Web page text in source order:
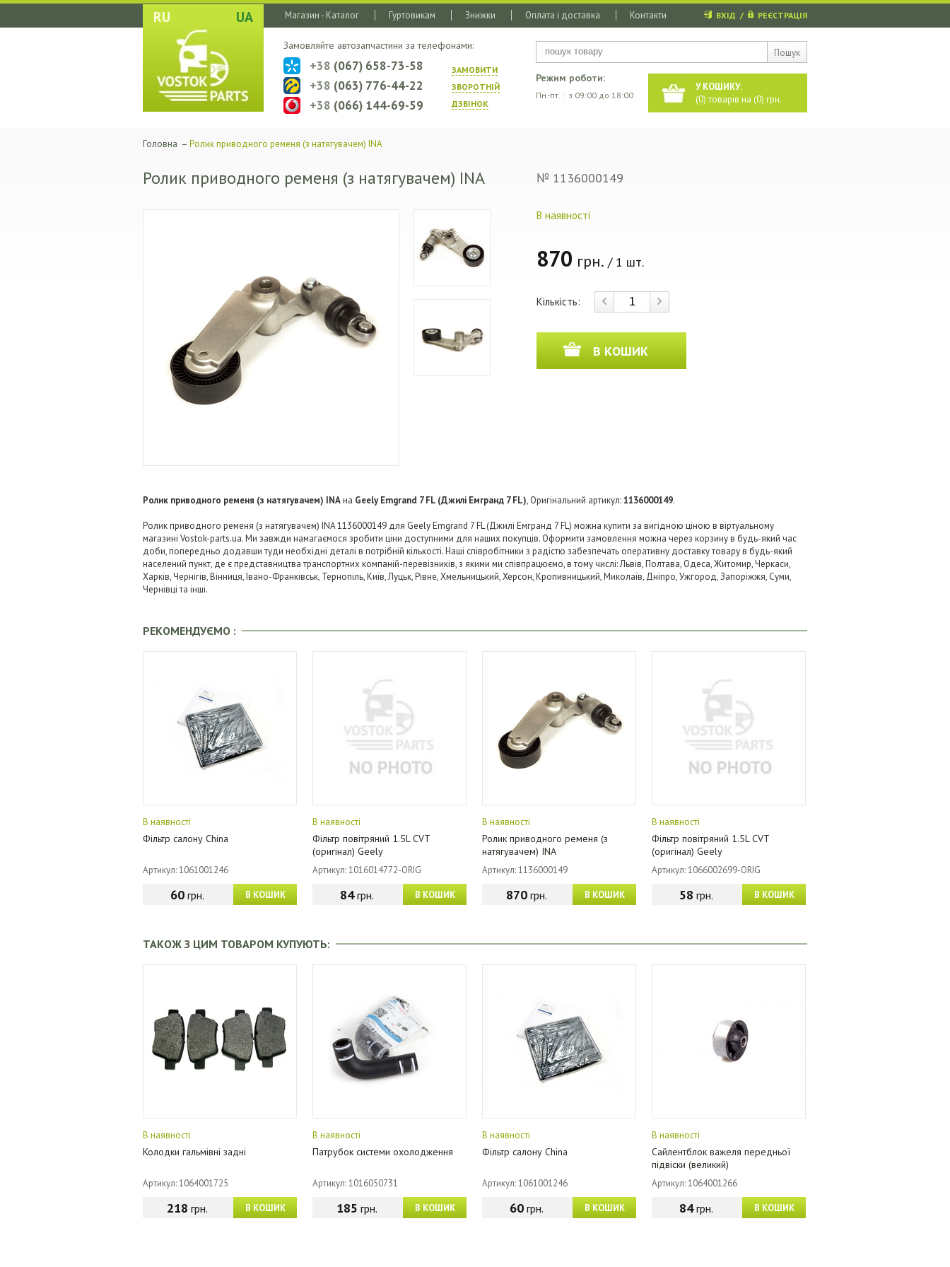
RU UA
Пошук
Магазин - Каталог Гуртовикам Знижки Оплата і доставка Контакти ВХІД / РЕЄСТРАЦІЯ
У КОШИКУ:
(0) товарів на (0) грн.
Режим роботи:
Пн.-пт. : з 09:00 до 18:00
Замовляйте автозапчастини за телефонами:
ЗАМОВИТИ
ЗВОРОТНIЙ
ДЗВIНОК
+38 (067) 658-73-58
+38 (063) 776-44-22
+38 (066) 144-69-59
Головна – Ролик приводного ременя (з натягувачем) INA
Ролик приводного ременя (з натягувачем) INA № 1136000149
В наявності
870 грн. / 1 шт.
Кількість:
В КОШИК
Ролик приводного ременя (з натягувачем) INAна Geely Emgrand 7 FL (Джилі Емгранд 7 FL), Оригінальний артикул:1136000149.
Ролик приводного ременя (з натягувачем) INA 1136000149 для Geely Emgrand 7 FL (Джилі Емгранд 7 FL) можна купити за вигідною ціною в віртуальному
магазині Vostok-parts.ua. Ми завжди намагаємося зробити ціни доступними для наших покупців. Оформити замовлення можна через корзину в будь-який час
доби, попередньо додавши туди необхідні деталі в потрібній кількості. Наші співробітники з радістю забезпечать оперативну доставку товару в будь-який
населений пункт, де є представництва транспортних компаній-перевізників, з якими ми співпрацюємо, в тому числі: Львів, Полтава, Одеса, Житомир, Черкаси,
Харків, Чернігів, Вінниця, Івано-Франківськ, Тернопіль, Київ, Луцьк, Рівне, Хмельницький, Херсон, Кропивницький, Миколаїв, Дніпро, Ужгород, Запоріжжя, Суми,
Чернівці та інші.
РЕКОМЕНДУЄМО :
В наявності
Фільтр салону China
Артикул: 1061001246
В КОШИК
60грн.
В наявності
Фільтр повітряний 1.5L CVT
(оригінал) Geely
Артикул: 1016014772-ORIG
В КОШИК
84грн.
В наявності
Ролик приводного ременя (з
натягувачем) INA
Артикул: 1136000149
В КОШИК
870грн.
В наявності
Фільтр повітряний 1.5L CVT
(оригінал) Geely
Артикул: 1066002699-ORIG
В КОШИК
58 грн.
ТАКОЖ З ЦИМ ТОВАРОМ КУПУЮТЬ:
В наявності
Колодки гальмівні задні
Артикул: 1064001725
В КОШИК
218 грн.
В наявності
Патрубок системи охолодження
Артикул: 1016050731
В КОШИК
185 грн.
В наявності
Фільтр салону China
Артикул: 1061001246
В КОШИК
60грн.
В наявності
Сайлентблок важеля передньої
підвіски (великий)
Артикул: 1064001266
В КОШИК
84грн.